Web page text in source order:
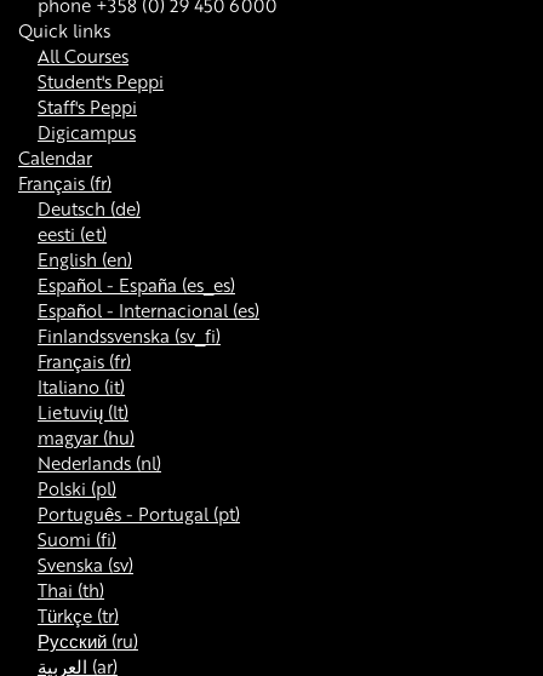
Quick links
All Courses
Student's Peppi
Staff's Peppi
Digicampus
Calendar
Français ‎(fr)‎
Deutsch ‎(de)‎
eesti ‎(et)‎
English ‎(en)‎
Español - España ‎(es_es)‎
Español - Internacional ‎(es)‎
Finlandssvenska ‎(sv_fi)‎
Français ‎(fr)‎
Italiano ‎(it)‎
Lietuvių ‎(lt)‎
magyar ‎(hu)‎
Nederlands ‎(nl)‎
Polski ‎(pl)‎
Português - Portugal ‎(pt)‎
Suomi ‎(fi)‎
Svenska ‎(sv)‎
Thai ‎(th)‎
Türkçe ‎(tr)‎
Русский ‎(ru)‎
العربية ‎(ar)‎